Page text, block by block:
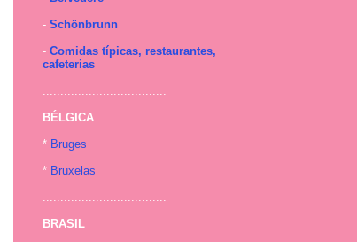
- Schönbrunn
- Comidas típicas, restaurantes,
cafeterias
...................................
BÉLGICA
* Bruges
* Bruxelas
...................................
BRASIL